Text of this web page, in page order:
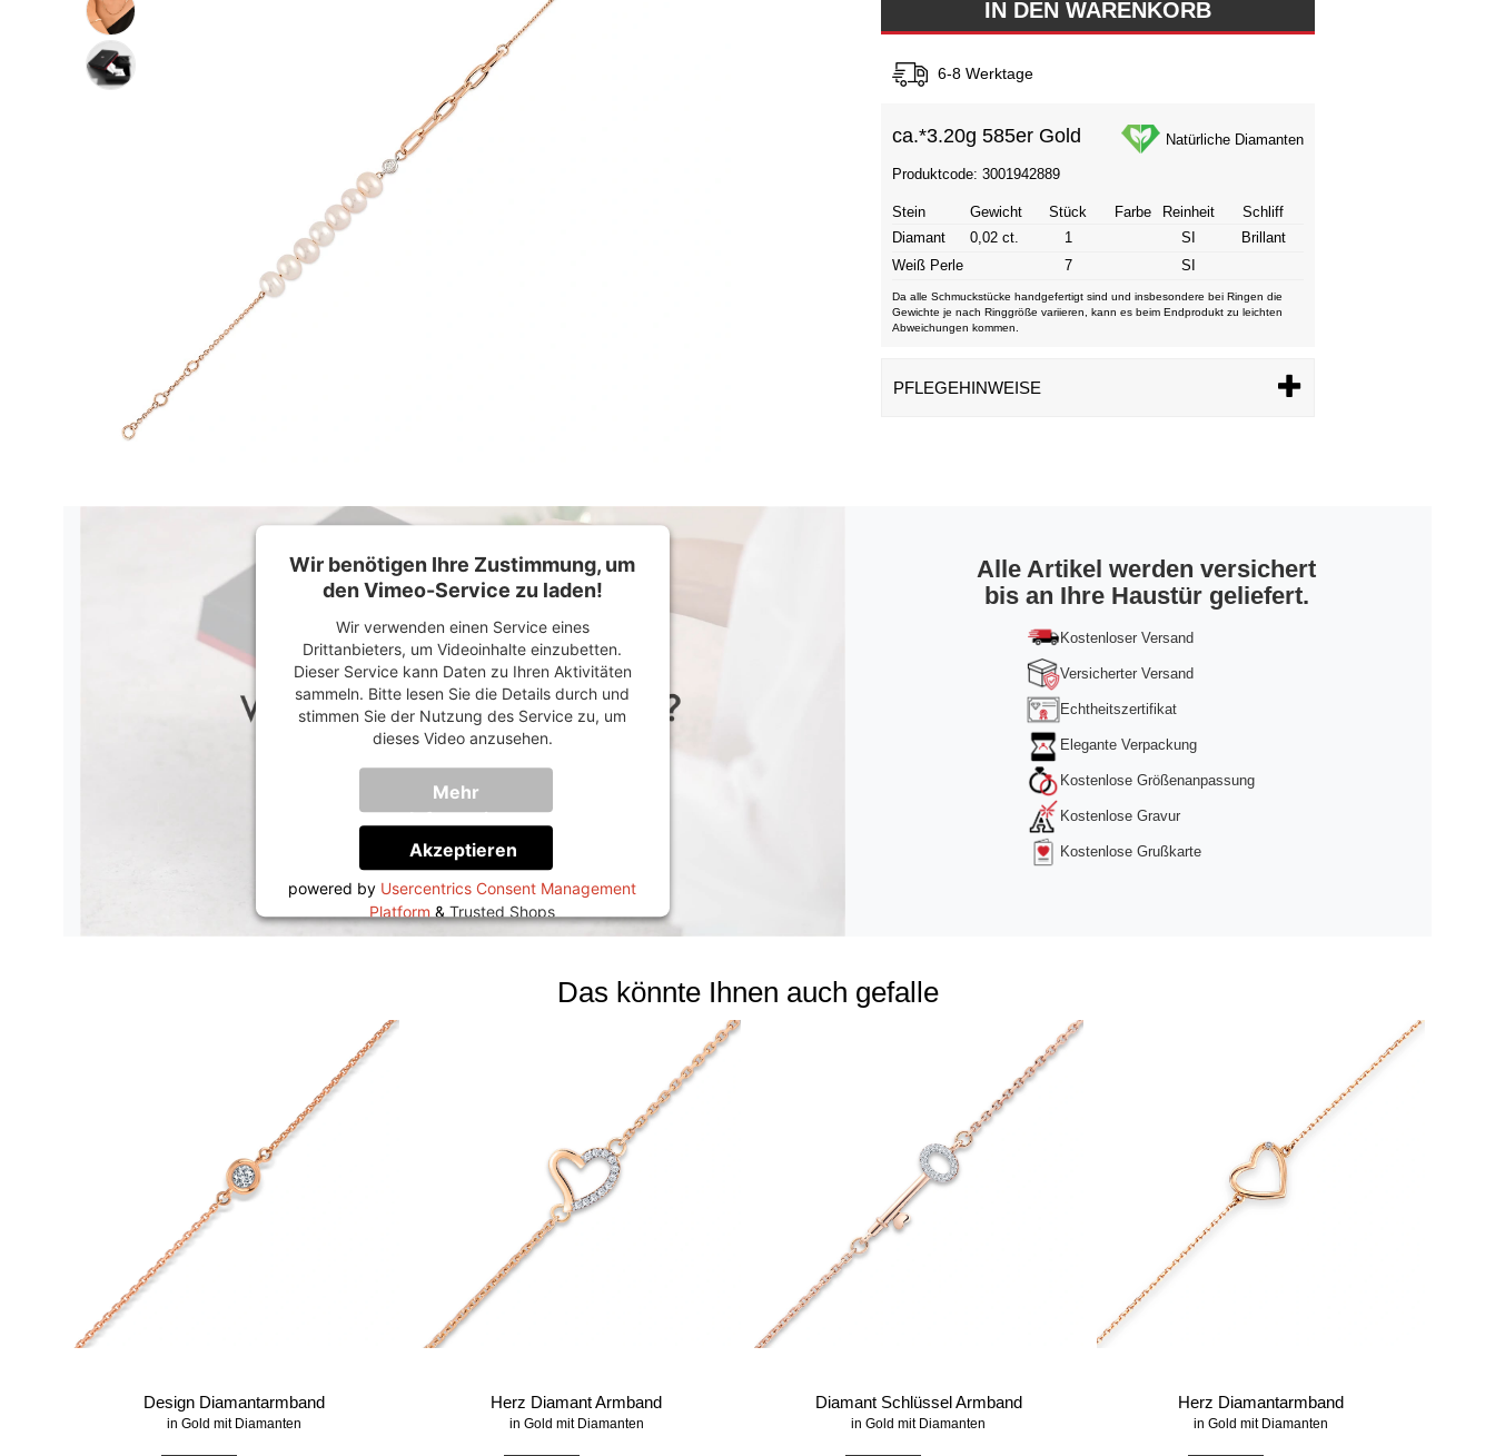
6-8 Werktage
ca.*3.20g 585er Gold Natürliche Diamanten
Produktcode: 3001942889
Stein Gewicht Stück Farbe Reinheit
Schliff
Diamant
0,02 ct. 1 SI
Brillant
Weiß Perle
7 SI
Da alle Schmuckstücke handgefertigt sind und insbesondere bei Ringen die
Gewichte je nach Ringgröße variieren, kann es beim Endprodukt zu leichten
Abweichungen kommen.
PFLEGEHINWEISE
Wir benötigen Ihre Zustimmung, um
den Vimeo-Service zu laden!
Wir verwenden einen Service eines
Drittanbieters, um Videoinhalte einzubetten.
Dieser Service kann Daten zu Ihren Aktivitäten
sammeln. Bitte lesen Sie die Details durch und
stimmen Sie der Nutzung des Service zu, um
dieses Video anzusehen.
Mehr
Informationen
Akzeptieren
powered by Usercentrics Consent Management
Platform&Trusted Shops
Alle Artikel werden versichert
bis an Ihre Haustür geliefert.
Kostenloser Versand
Versicherter Versand
Echtheitszertifikat
Elegante Verpackung
Kostenlose Größenanpassung
Kostenlose Gravur
Kostenlose Grußkarte
Das könnte Ihnen auch gefalle
Design Diamantarmband
in Gold mit Diamanten
Herz Diamant Armband
in Gold mit Diamanten
Diamant Schlüssel Armband
in Gold mit Diamanten
Herz Diamantarmband
in Gold mit Diamanten